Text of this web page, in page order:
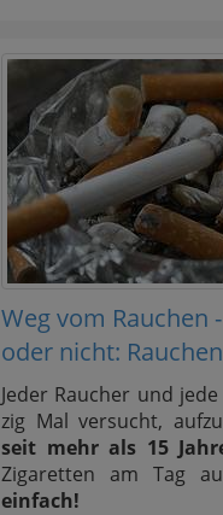
Weg vom Rauchen
oder nicht:
Jeder Raucher und
zig Mal versucht,
seit mehr als 15
Zigaretten am Tag
einfach!